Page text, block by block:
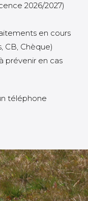
2026/2027)
en cours
CB, Chèque)
prévenir en cas
téléphone